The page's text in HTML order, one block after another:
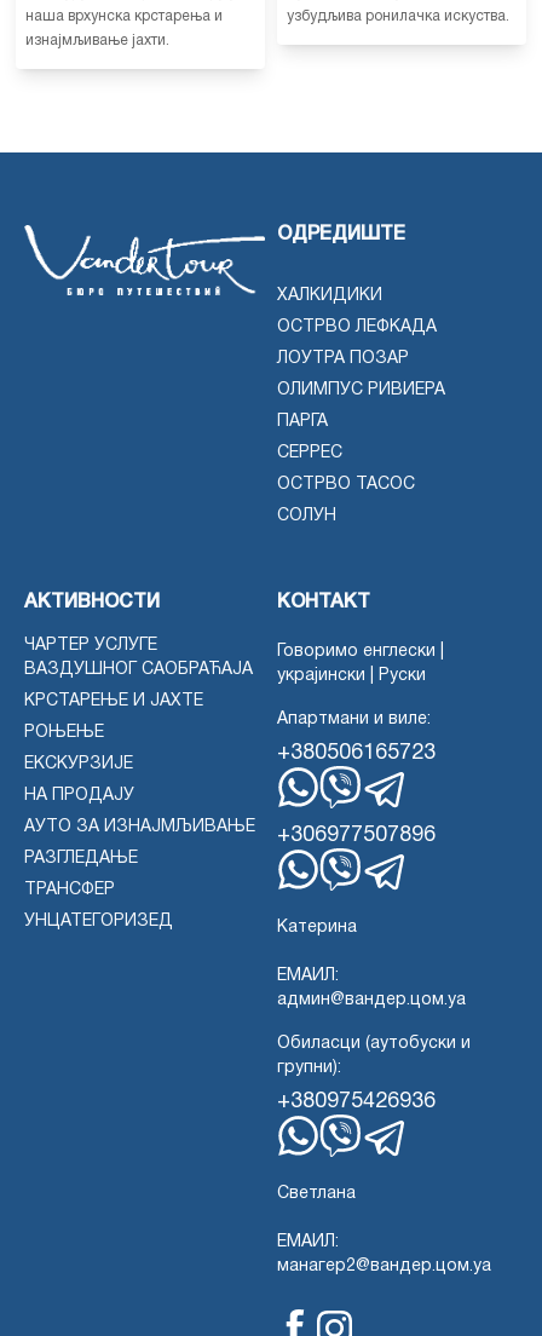
наша врхунска крстарења и
изнајмљивање јахти.
узбудљива ронилачка искуства.
ОДРЕДИШТЕ
ХАЛКИДИКИ
ОСТРВО ЛЕФКАДА
ЛОУТРА ПОЗАР
ОЛИМПУС РИВИЕРА
ПАРГА
СЕРРЕС
ОСТРВО ТАСОС
СОЛУН
АКТИВНОСТИ
ЧАРТЕР УСЛУГЕ
ВАЗДУШНОГ САОБРАЋАЈА
КРСТАРЕЊЕ И ЈАХТЕ
РОЊЕЊЕ
ЕКСКУРЗИЈЕ
НА ПРОДАЈУ
АУТО ЗА ИЗНАЈМЉИВАЊЕ
РАЗГЛЕДАЊЕ
ТРАНСФЕР
УНЦАТЕГОРИЗЕД
КОНТАКТ
Говоримо енглески |
украјински | Руски
Апартмани и виле:
+380506165723
WhatsApp
Вајбер
Телеграм
+306977507896
Катерина
ЕМАИЛ:
админ@вандер.цом.уа
Обиласци (аутобуски и
групни):
+380975426936
Светлана
ЕМАИЛ:
манагер2@вандер.цом.уа